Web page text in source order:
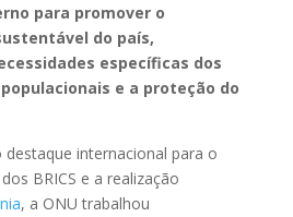
para promover o
do país,
específicas dos
e a proteção do
internacional para o
BRICS e a realização
, a ONU trabalhou